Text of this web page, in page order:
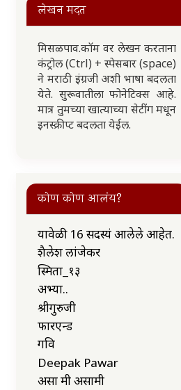
लेखन मदत
मिसळपाव.कॉम वर लेखन करताना
कंट्रोल (Ctrl) + स्पेसबार (space)
ने मराठी इंग्रजी अशी भाषा बदलता
येते. सुरूवातीला फोनेटिक्स आहे.
मात्र तुमच्या खात्याच्या सेटींग मधून
इनस्क्रीप्ट बदलता येईल.
कोण कोण आलंय?
यावेळी 16 सदस्यं आलेले आहेत.
शैलेश लांजेकर
स्मिता_१३
अभ्या..
श्रीगुरुजी
फारएन्ड
गवि
Deepak Pawar
असा मी असामी